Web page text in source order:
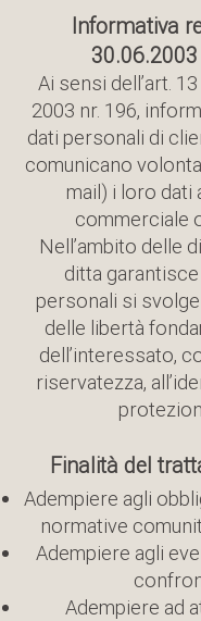
Informativa
Ai sensi dell’art.
2003 nr. 196,
dati personali di
comunicano
mail) i loro dati
commerciale
Nell’ambito delle
ditta
personali si
delle libertà
dell’interessato,
riservatezza,
Finalità del
Adempiere agli
normative
Adempiere agli
Adempiere ad